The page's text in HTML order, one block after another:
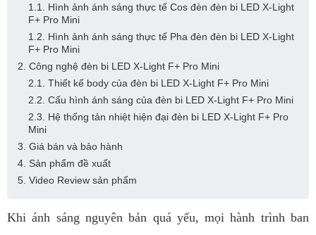
1.1. Hình ảnh ánh sáng thực tế Cos đèn đèn bi LED X-Light
F+ Pro Mini
1.2. Hình ảnh ánh sáng thực tế Pha đèn đèn bi LED X-Light
F+ Pro Mini
2. Công nghệ đèn bi LED X-Light F+ Pro Mini
2.1. Thiết kế body của đèn bi LED X-Light F+ Pro Mini
2.2. Cấu hình ánh sáng của đèn bi LED X-Light F+ Pro Mini
2.3. Hệ thống tản nhiệt hiện đại đèn bi LED X-Light F+ Pro
Mini
3. Giá bán và bảo hành
4. Sản phẩm đề xuất
5. Video Review sản phẩm
Khi ánh sáng nguyên bản quá yếu, mọi hành trình ban